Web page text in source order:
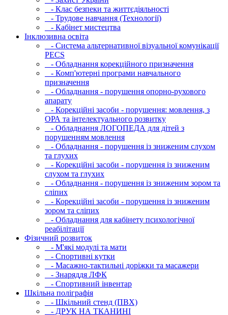
- Клас безпеки та життєдіяльності
- Трудове навчання (Технології)
- Кабінет мистецтва
Інклюзивна освіта
- Система альтернативної візуальної комунікації
PECS
- Обладнання корекційного призначення
- Комп'ютерні програми навчального
призначення
- Обладнання - порушення опорно-рухового
апарату
- Корекційні засоби - порушення: мовлення, з
ОРА та інтелектуального розвитку
- Обладнання ЛОГОПЕДА для дітей з
порушенням мовлення
- Обладнання - порушення із зниженим слухом
та глухих
- Корекційні засоби - порушення із зниженим
слухом та глухих
- Обладнання - порушення із зниженим зором та
сліпих
- Корекційні засоби - порушення із зниженим
зором та сліпих
- Обладнання для кабінету психологічної
реабілітації
Фізичний розвиток
- М'які модулi та мати
- Спортивні кутки
- Масажно-тактильні доріжки та масажери
- Знаряддя ЛФК
- Спортивний інвентар
Шкільна поліграфія
- Шкільний стенд (ПВХ)
- ДРУК НА ТКАНИНІ